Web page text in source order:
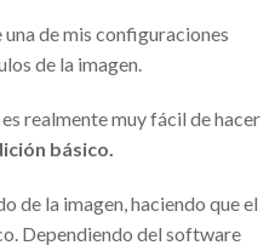
de mis configuraciones
de la imagen.
realmente muy fácil de hacer
básico.
de la imagen, haciendo que el
Dependiendo del software